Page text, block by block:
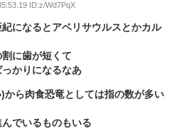
ID:z/Wd7PqX
になるとアベリサウルスとかカル
に歯が短くて
かりになるなあ
ら肉食恐竜としては指の数が多い
でいるものもいる